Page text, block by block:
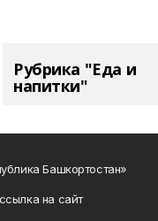
Рубрика "Еда и
напитки"
Башкортостан»
на сайт